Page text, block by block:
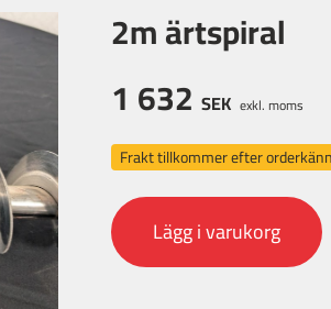
2m ärtspiral
1 632 SEK exkl. moms
Frakt tillkommer efter
Lägg i varukorg